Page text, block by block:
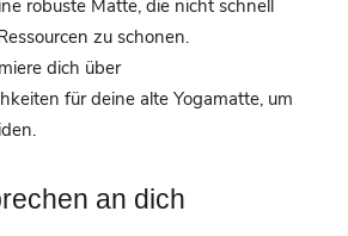
robuste Matte, die nicht schnell
zu schonen.
dich über
für deine alte Yogamatte, um
an dich